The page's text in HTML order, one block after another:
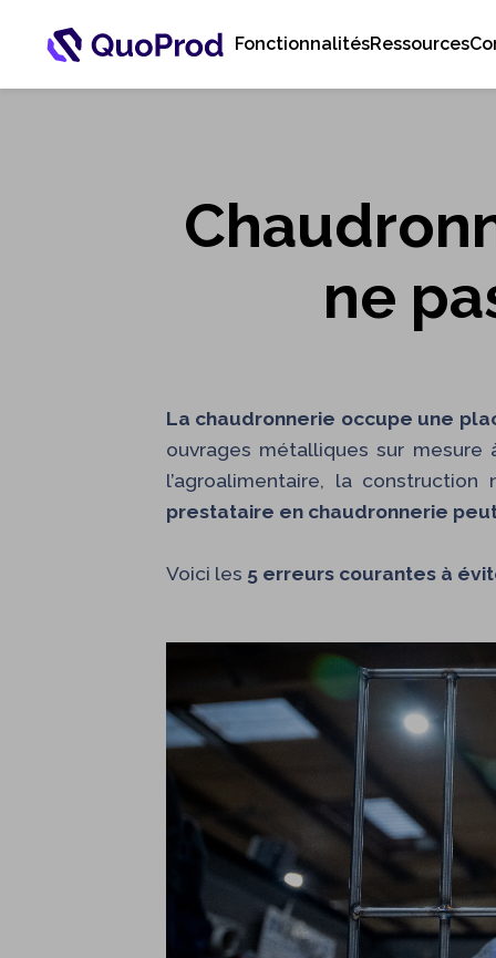
FonctionnalitésRessources
ne
La chaudronnerie occupe une
ouvrages métalliques sur
l’agroalimentaire, la
prestataire en chaudronnerie
Voici les 5 erreurs courantes à